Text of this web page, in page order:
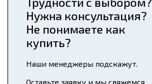
Нужна консультация?
Не понимаете как
купить?
Наши менеджеры подскажут.
Оставьте заявку и мы свяжемся